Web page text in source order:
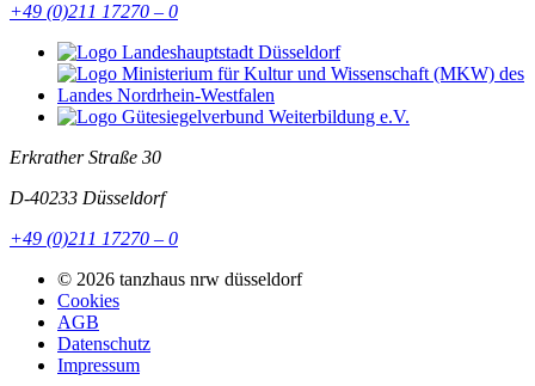
+49 (0)211 17270 – 0
Erkrather Straße 30
D-40233 Düsseldorf
+49 (0)211 17270 – 0
© 2026 tanzhaus nrw düsseldorf
Cookies
AGB
Datenschutz
Impressum